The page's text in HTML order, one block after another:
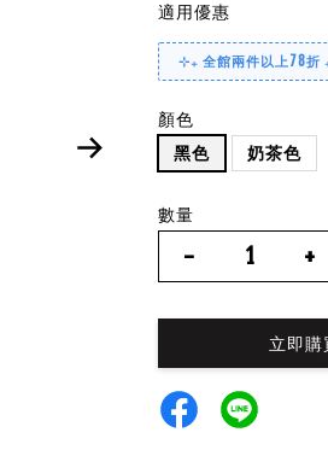
適用優惠
⊹₊ 全館兩件以上78折
顏色
黑色
奶茶色
數量
- +
立即購